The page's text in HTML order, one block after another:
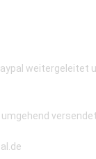
weitergeleitet